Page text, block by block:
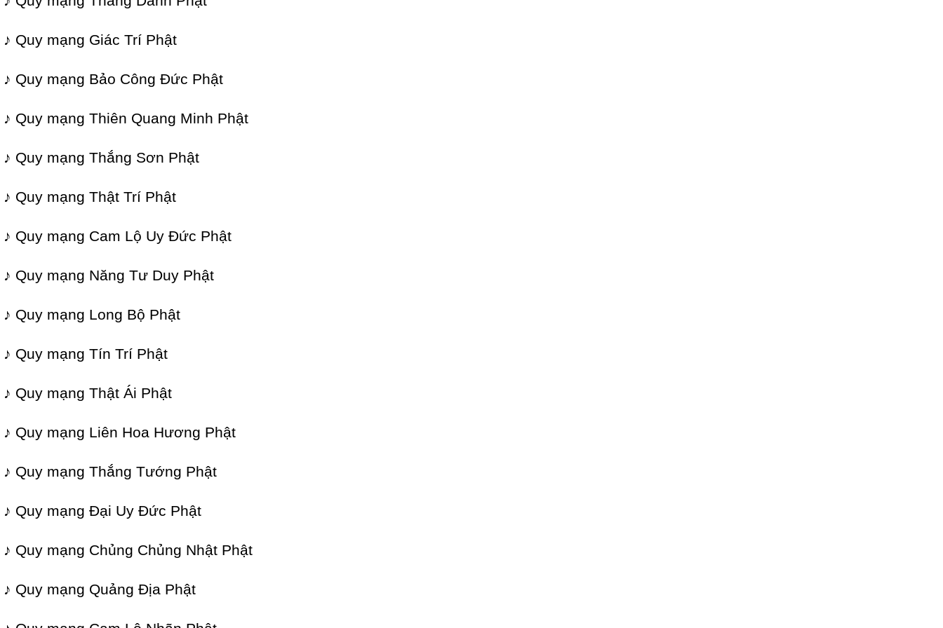
♪ Quy mạng Giác Trí Phật
♪ Quy mạng Bảo Công Đức Phật
♪ Quy mạng Thiên Quang Minh Phật
♪ Quy mạng Thắng Sơn Phật
♪ Quy mạng Thật Trí Phật
♪ Quy mạng Cam Lộ Uy Đức Phật
♪ Quy mạng Năng Tư Duy Phật
♪ Quy mạng Long Bộ Phật
♪ Quy mạng Tín Trí Phật
♪ Quy mạng Thật Ái Phật
♪ Quy mạng Liên Hoa Hương Phật
♪ Quy mạng Thắng Tướng Phật
♪ Quy mạng Đại Uy Đức Phật
♪ Quy mạng Chủng Chủng Nhật Phật
♪ Quy mạng Quảng Địa Phật